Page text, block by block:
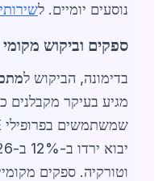
נוסעים יומיים. ל
ספקים וביקוש מקומי
בדימונה, הביקוש ל
מגיע בעיקר מקבלנים